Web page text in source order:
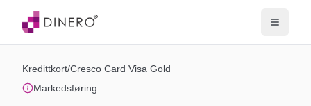
Kredittkort/Cresco Card Visa Gold
Markedsføring